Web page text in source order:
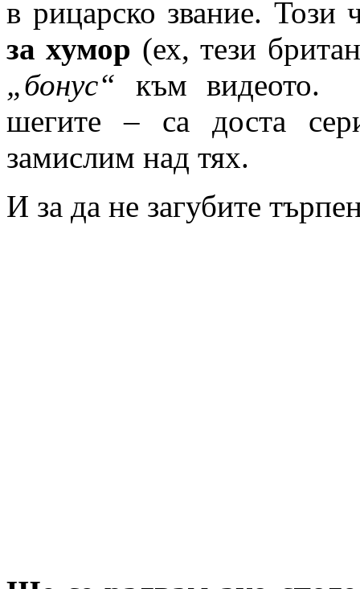
в рицарско звание. Този
за хумор (ех, тези
„бонус“ към видеото.
шегите – са доста
замислим над тях.
И за да не загубите